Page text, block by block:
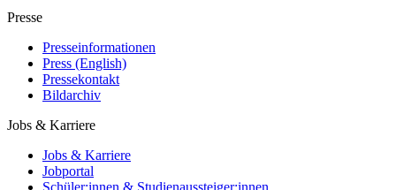
Presse
Presseinformationen
Press (English)
Pressekontakt
Bildarchiv
Jobs & Karriere
Jobs & Karriere
Jobportal